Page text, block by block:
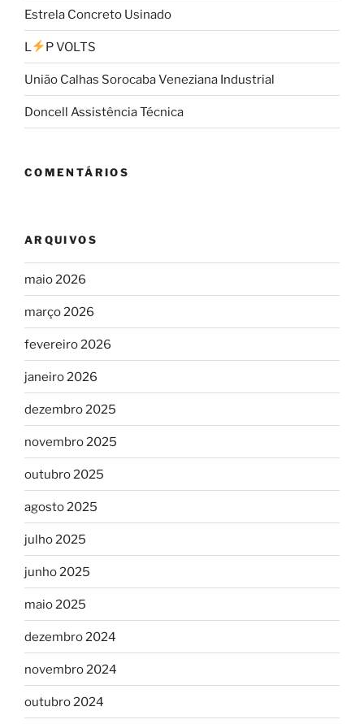
Estrela Concreto Usinado
L P VOLTS
União Calhas Sorocaba Veneziana Industrial
Doncell Assistência Técnica
COMENTÁRIOS
ARQUIVOS
maio 2026
março 2026
fevereiro 2026
janeiro 2026
dezembro 2025
novembro 2025
outubro 2025
agosto 2025
julho 2025
junho 2025
maio 2025
dezembro 2024
novembro 2024
outubro 2024